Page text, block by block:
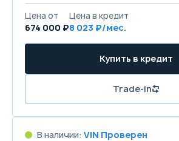
Цена от
674 000 ₽
Цена в кредит
8 023 ₽/мес.
Купить в кредит
Trade-in
В наличии: VIN Проверен